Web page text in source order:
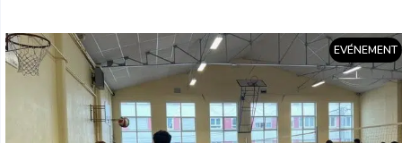
EVÉNEMENT